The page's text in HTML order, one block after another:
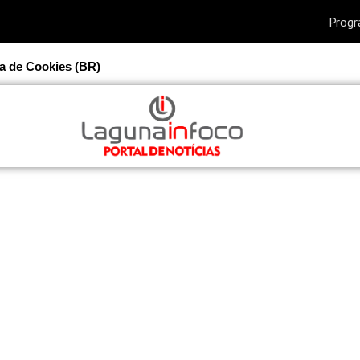
de Cookies (BR)